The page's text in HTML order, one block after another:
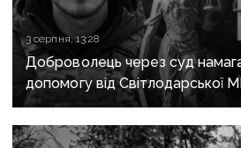
3 серпня, 13:28
Доброволець через суд
допомогу від Світлодарської
руйнує довіру до влади